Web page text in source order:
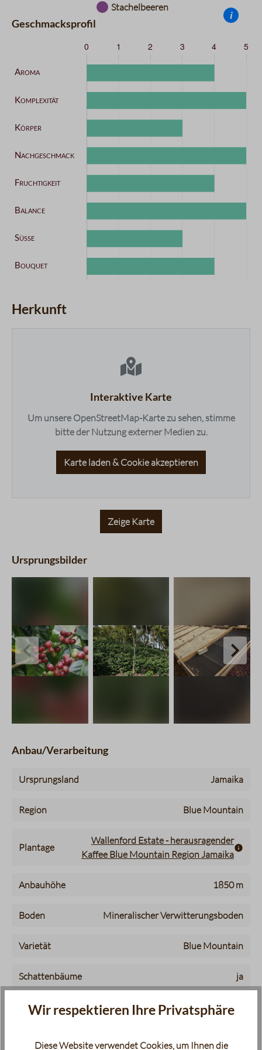
Stachelbeeren
Geschmacksprofil
i
Datentabelle für das Diagramm: Geschmacksprofil
Aroma
3 / 5
Herkunft
Interaktive Karte
Um unsere OpenStreetMap-Karte zu sehen, stimme
bitte der Nutzung externer Medien zu.
Karte laden & Cookie akzeptieren
Zeige Karte
Ursprungsbilder
charts.imageSlider.prevLabel
Anbau/Verarbeitung
Ursprungsland Jamaika
Region Blue Mountain
Plantage
Wallenford Estate - herausragender
Kaffee Blue Mountain Region Jamaika
Anbauhöhe 1850 m
Boden Mineralischer Verwitterungsboden
Varietät Blue Mountain
Schattenbäume ja
Qualität Grade 1
Wir respektieren Ihre Privatsphäre
Diese Website verwendet Cookies, um Ihnen die